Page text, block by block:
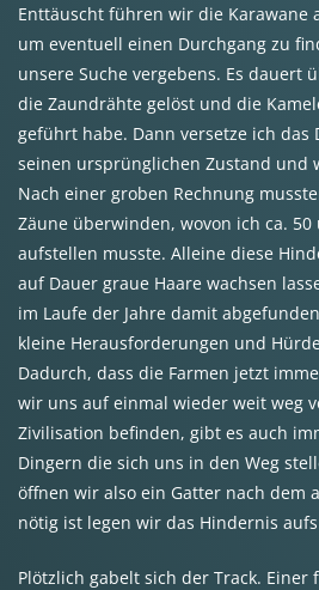
Enttäuscht führen wir die Karawane
um eventuell einen Durchgang zu
unsere Suche vergebens. Es dauert
die Zaundrähte gelöst und die
geführt habe. Dann versetze ich das
seinen ursprünglichen Zustand und
Nach einer groben Rechnung
Zäune überwinden, wovon ich ca.
aufstellen musste. Alleine diese
auf Dauer graue Haare wachsen
im Laufe der Jahre damit
kleine Herausforderungen und
Dadurch, dass die Farmen jetzt
wir uns auf einmal wieder weit weg
Zivilisation befinden, gibt es auch
Dingern die sich uns in den Weg
öffnen wir also ein Gatter nach dem
nötig ist legen wir das Hindernis
Plötzlich gabelt sich der Track.